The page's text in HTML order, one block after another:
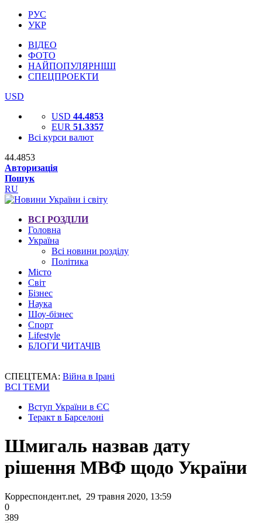
РУС
УКР
ВІДЕО
ФОТО
НАЙПОПУЛЯРНІШІ
СПЕЦПРОЕКТИ
USD
USD 44.4853
EUR 51.3357
Всі курси валют
44.4853
Авторизація
Пошук
RU
ВСІ РОЗДІЛИ
Головна
Україна
Всі новини розділу
Політика
Місто
Світ
Бізнес
Наука
Шоу-бізнес
Спорт
Lifestyle
БЛОГИ ЧИТАЧІВ
СПЕЦТЕМА: Війна в Ірані
ВСІ ТЕМИ
Вступ України в ЄС
Теракт в Барселоні
Шмигаль назвав дату
рішення МВФ щодо України
Корреспондент.net, 29 травня 2020, 13:59
0
389